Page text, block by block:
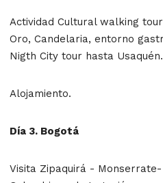
Actividad Cultural walking
Oro, Candelaria, entorno
Nigth City tour hasta Usaquén.
Alojamiento.
Día 3. Bogotá
Visita Zipaquirá -